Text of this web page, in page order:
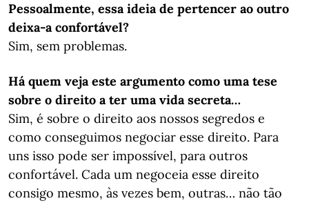
Pessoalmente, essa ideia de pertencer ao outro
deixa-a confortável?
Sim, sem problemas.
Há quem veja este argumento como uma tese
sobre o direito a ter uma vida secreta…
Sim, é sobre o direito aos nossos segredos e
como conseguimos negociar esse direito. Para
uns isso pode ser impossível, para outros
confortável. Cada um negoceia esse direito
consigo mesmo, às vezes bem, outras… não tão